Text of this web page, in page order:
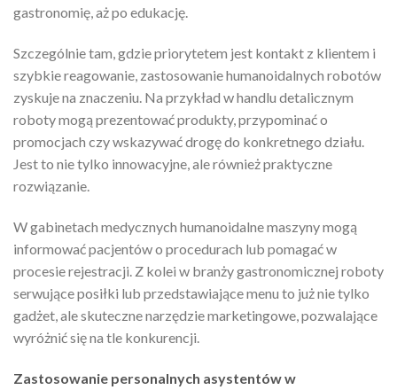
gastronomię, aż po edukację.
Szczególnie tam, gdzie priorytetem jest kontakt z klientem i
szybkie reagowanie, zastosowanie humanoidalnych robotów
zyskuje na znaczeniu. Na przykład w handlu detalicznym
roboty mogą prezentować produkty, przypominać o
promocjach czy wskazywać drogę do konkretnego działu.
Jest to nie tylko innowacyjne, ale również praktyczne
rozwiązanie.
W gabinetach medycznych humanoidalne maszyny mogą
informować pacjentów o procedurach lub pomagać w
procesie rejestracji. Z kolei w branży gastronomicznej roboty
serwujące posiłki lub przedstawiające menu to już nie tylko
gadżet, ale skuteczne narzędzie marketingowe, pozwalające
wyróżnić się na tle konkurencji.
Zastosowanie personalnych asystentów w